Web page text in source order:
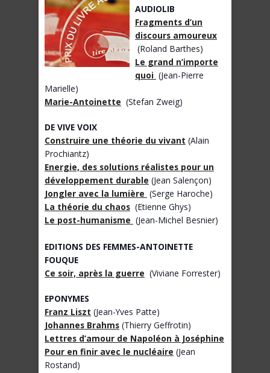
AUDIOLIB
Fragments d’un
discours amoureux
(Roland Barthes)
Le grand n’importe
quoi (Jean-Pierre
Marielle)
Marie-Antoinette (Stefan Zweig)
DE VIVE VOIX
Construire une théorie du vivant (Alain
Prochiantz)
Energie, des solutions réalistes pour un
développement durable (Jean Salençon)
Jongler avec la lumière (Serge Haroche)
La théorie du chaos (Etienne Ghys)
Le post-humanisme (Jean-Michel Besnier)
EDITIONS DES FEMMES-ANTOINETTE
FOUQUE
Ce soir, après la guerre (Viviane Forrester)
EPONYMES
Franz Liszt (Jean-Yves Patte)
Johannes Brahms (Thierry Geffrotin)
Lettres d’amour de Napoléon à Joséphine
Pour en finir avec le nucléaire (Jean
Rostand)